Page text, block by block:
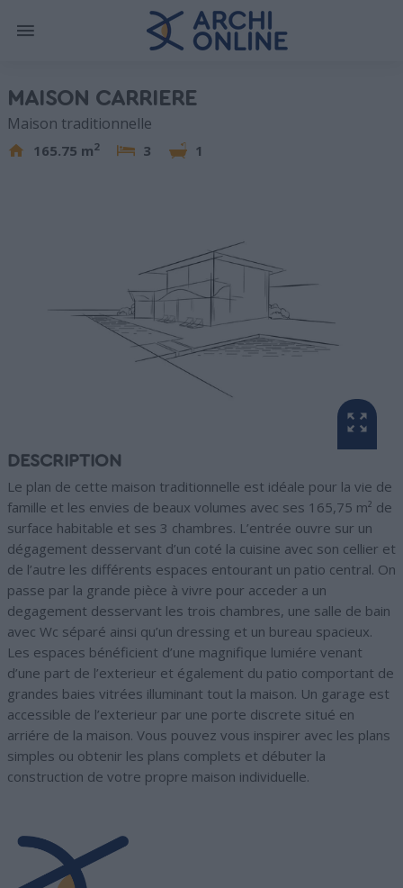
MAISON CARRIERE
Maison traditionnelle
165.75 m2 3 1
DESCRIPTION
Le plan de cette maison traditionnelle est idéale pour la vie de
famille et les envies de beaux volumes avec ses 165,75 m² de
surface habitable et ses 3 chambres. L’entrée ouvre sur un
dégagement desservant d’un coté la cuisine avec son cellier et
de l’autre les différents espaces entourant un patio central. On
passe par la grande pièce à vivre pour acceder a un
degagement desservant les trois chambres, une salle de bain
avec Wc séparé ainsi qu’un dressing et un bureau spacieux.
Les espaces bénéficient d’une magnifique lumiére venant
d’une part de l’exterieur et également du patio comportant de
grandes baies vitrées illuminant tout la maison. Un garage est
accessible de l’exterieur par une porte discrete situé en
arriére de la maison. Vous pouvez vous inspirer avec les plans
simples ou obtenir les plans complets et débuter la
construction de votre propre maison individuelle.